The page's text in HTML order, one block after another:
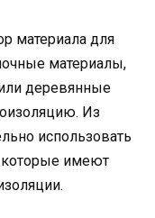
материала для
материалы,
деревянные
Из
использовать
имеют